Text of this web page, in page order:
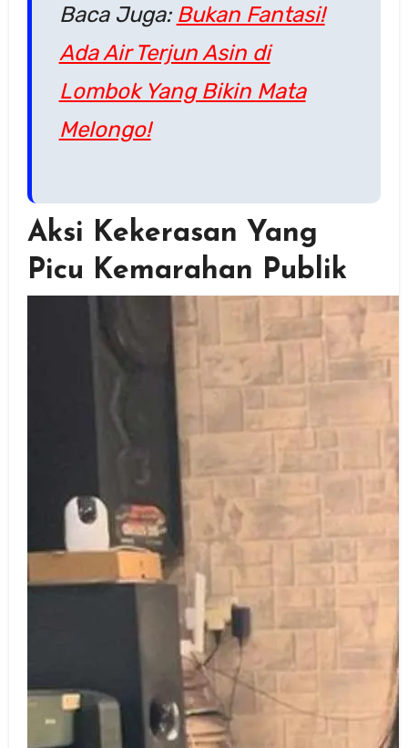
Baca Juga: Bukan Fantasi!
Ada Air Terjun Asin di
Lombok Yang Bikin Mata
Melongo!
Aksi Kekerasan Yang
Picu Kemarahan Publik